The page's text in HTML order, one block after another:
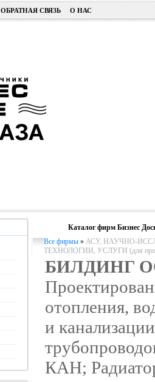
ОБРАТНАЯ СВЯЗЬ О НАС
Каталог фирм Бизнес
Все фирмы » АСУ, НАУЧНО-
ТЕХНОЛОГИИ, УСЛУГИ (для пром.
БИЛДИНГ
отопления,
и
КАН;